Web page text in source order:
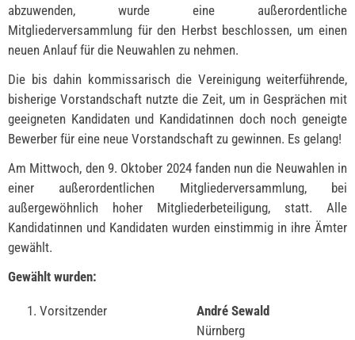
abzuwenden, wurde eine außerordentliche
Mitgliederversammlung für den Herbst beschlossen, um einen
neuen Anlauf für die Neuwahlen zu nehmen.
Die bis dahin kommissarisch die Vereinigung weiterführende,
bisherige Vorstandschaft nutzte die Zeit, um in Gesprächen mit
geeigneten Kandidaten und Kandidatinnen doch noch geneigte
Bewerber für eine neue Vorstandschaft zu gewinnen. Es gelang!
Am Mittwoch, den 9. Oktober 2024 fanden nun die Neuwahlen in
einer außerordentlichen Mitgliederversammlung, bei
außergewöhnlich hoher Mitgliederbeteiligung, statt. Alle
Kandidatinnen und Kandidaten wurden einstimmig in ihre Ämter
gewählt.
Gewählt wurden:
1. Vorsitzender
André Sewald
Nürnberg